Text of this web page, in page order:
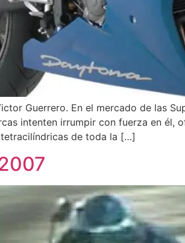
Guerrero. En el mercado de las
intenten irrumpir con fuerza en él,
de toda la […]